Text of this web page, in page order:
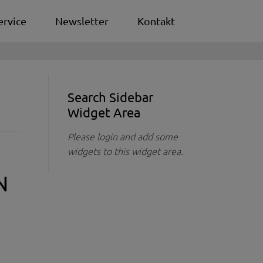
Newsletter Kontakt
Search Sidebar
Widget Area
Please login and add some
widgets to this widget area.